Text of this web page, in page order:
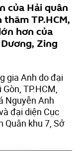
của Hải quân
TP.HCM,
hơn của
Zing
gia Anh do đại
TP.HCM,
Nguyễn Anh
đại diện Cục
Quân khu 7, Sở